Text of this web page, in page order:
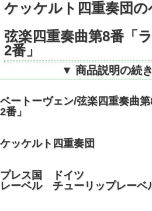
ケッケルト四重奏団
弦楽四重奏曲第8番「
2番」
独DGG 18366LPM
▼ 商品説明の続
ベートーヴェン/弦楽四重奏曲
2番」
ケッケルト四重奏団
プレス国 ドイツ
レーベル チューリップレーベ